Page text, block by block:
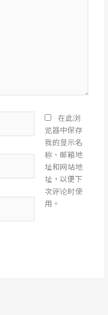
在此浏
览器中保存
我的显示名
称、邮箱地
址和网站地
址，以便下
次评论时使
用。